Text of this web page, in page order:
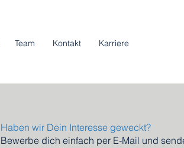
Team Kontakt Karriere
Haben wir Dein Interesse geweckt?
Bewerbe dich einfach per E-Mail und